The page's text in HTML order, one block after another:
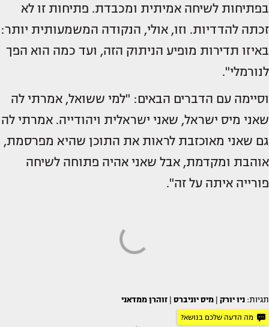
בפתיחות לשיחה אמיתית ומכבדת. פתיחות זו לא
זכתה להדדיות. וזו, אולי, הנקודה המשמעותית יותר:
באיזו תדירות מופיע הניתוק הזה, ועד כמה הוא הפך
לנורמלי".
וסיימה עם הדברים הבאים: "למי ששואל, אמרתי לה
שאני מיס ישראל, שאני ישראלית ויהודייה. אמרתי לה
גם שאני מאוכזבת לראות את התוכן שהיא מפרסמת,
אוהבת ומקדמת, אבל שאני אהיה פתוחה לשיחה
פורייה איתה על זה".
תגיות: ניו יורק מיס יוניברס זוהרן ממדאני
מה הדעה שלכם בנושא?